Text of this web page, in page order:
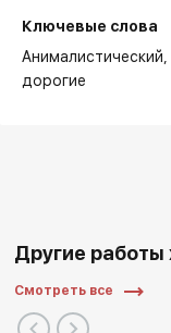
Ключевые слова
Анималистический
дорогие
Другие
Смотреть все